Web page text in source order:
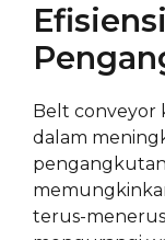
Belt conveyor
dalam
terus-